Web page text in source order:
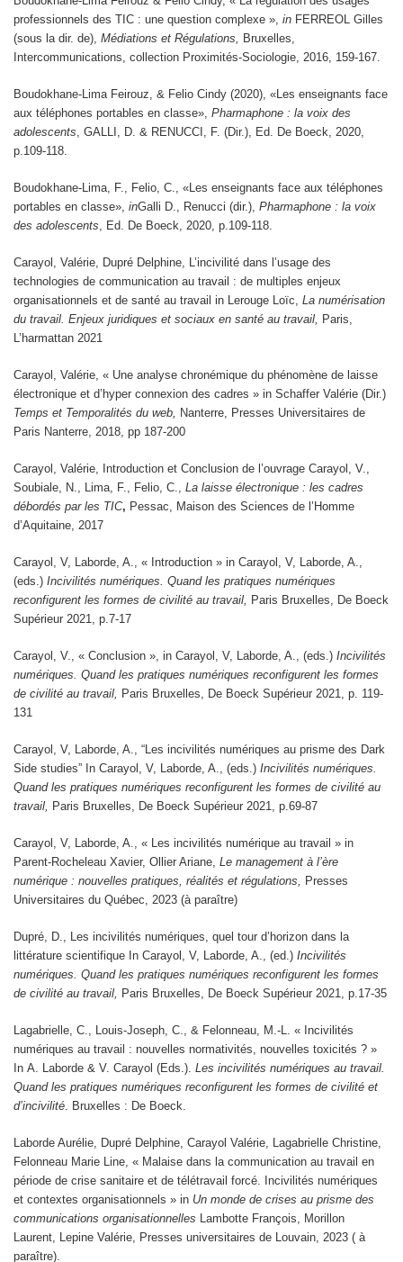
professionnels des TIC : une question complexe », in FERREOL Gilles
(sous la dir. de), Médiations et Régulations,
Bruxelles,
Intercommunications, collection Proximités-Sociologie, 2016, 159-167.
Boudokhane-Lima Feirouz, & Felio Cindy (2020), «Les enseignants face
aux téléphones portables en classe», Pharmaphone : la voix des
adolescents , GALLI, D. & RENUCCI, F. (Dir.), Ed. De Boeck, 2020,
p.109-118.
Boudokhane-Lima, F., Felio, C., «Les enseignants face aux téléphones
portables en classe», inGalli D., Renucci (dir.), Pharmaphone : la voix
des adolescents , Ed. De Boeck, 2020, p.109-118.
Carayol, Valérie, Dupré Delphine, L’incivilité dans l’usage des
technologies de communication au travail : de multiples enjeux
organisationnels et de santé au travail in Lerouge Loïc, La numérisation
du travail. Enjeux juridiques et sociaux en santé au travail,
Paris,
L’harmattan 2021
Carayol, Valérie, « Une analyse chronémique du phénomène de laisse
électronique et d’hyper connexion des cadres » in Schaffer Valérie (Dir.)
Temps et Temporalités du web,
Nanterre, Presses Universitaires de
Paris Nanterre, 2018, pp 187-200
Carayol, Valérie, Introduction et Conclusion de l’ouvrage Carayol, V.,
Soubiale, N., Lima, F., Felio, C., La laisse électronique : les cadres
débordés par les TIC, Pessac, Maison des Sciences de l’Homme
d’Aquitaine, 2017
Carayol, V, Laborde, A., « Introduction » in Carayol, V, Laborde, A.,
(eds.) Incivilités numériques. Quand les pratiques numériques
reconfigurent les formes de civilité au travail,
Paris Bruxelles, De Boeck
Supérieur 2021, p.7-17
Carayol, V., « Conclusion », in Carayol, V, Laborde, A., (eds.) Incivilités
numériques. Quand les pratiques numériques reconfigurent les formes
de civilité au travail,
Paris Bruxelles, De Boeck Supérieur 2021, p. 119-
131
Carayol, V, Laborde, A., “Les incivilités numériques au prisme des Dark
Side studies” In Carayol, V, Laborde, A., (eds.) Incivilités numériques.
Quand les pratiques numériques reconfigurent les formes de civilité au
travail,
Paris Bruxelles, De Boeck Supérieur 2021, p.69-87
Carayol, V, Laborde, A., « Les incivilités numérique au travail » in
Parent-Rocheleau Xavier, Ollier Ariane, Le management à l’ère
numérique : nouvelles pratiques, réalités et régulations
Presses
Universitaires du Québec, 2023 (à paraître)
Dupré, D., Les incivilités numériques, quel tour d’horizon dans la
littérature scientifique In Carayol, V, Laborde, A., (ed.) Incivilités
numériques. Quand les pratiques numériques reconfigurent les formes
de civilité au travail,
Paris Bruxelles, De Boeck Supérieur 2021, p.17-35
Lagabrielle, C., Louis-Joseph, C., & Felonneau, M.-L. « Incivilités
numériques au travail : nouvelles normativités, nouvelles toxicités ? »
In A. Laborde & V. Carayol (Eds.). Les incivilités numériques au travail.
Quand les pratiques numériques reconfigurent les formes de civilité et
d’incivilité . Bruxelles : De Boeck.
Laborde Aurélie, Dupré Delphine, Carayol Valérie, Lagabrielle Christine,
Felonneau Marie Line, « Malaise dans la communication au travail en
période de crise sanitaire et de télétravail forcé. Incivilités numériques
et contextes organisationnels » in Un monde de crises au prisme des
communications organisationnelles
Lambotte François, Morillon
Laurent, Lepine Valérie, Presses universitaires de Louvain, 2023 ( à
paraître).